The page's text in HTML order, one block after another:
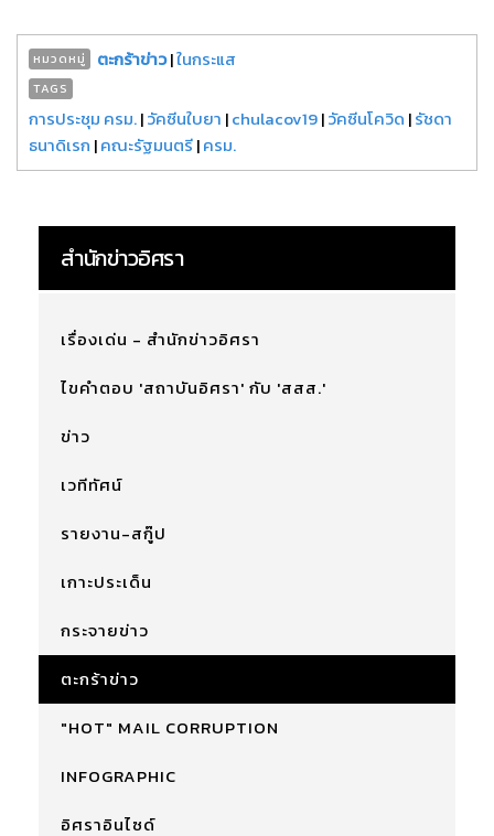
หมวดหมู่ ตะกร้าข่าว|ในกระแส
TAGS
การประชุม ครม.|วัคซีนใบยา |chulacov19|วัคซีนโควิด |รัชดา
ธนาดิเรก |คณะรัฐมนตรี|ครม.
สำนักข่าวอิศรา
เรื่องเด่น - สำนักข่าวอิศรา
ไขคำตอบ 'สถาบันอิศรา' กับ 'สสส.'
ข่าว
เวทีทัศน์
รายงาน-สกู๊ป
เกาะประเด็น
กระจายข่าว
ตะกร้าข่าว
"HOT" MAIL CORRUPTION
INFOGRAPHIC
อิศราอินไซด์